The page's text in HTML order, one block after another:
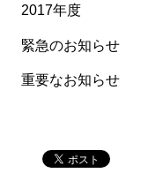
2017年度
緊急のお知らせ
重要なお知らせ